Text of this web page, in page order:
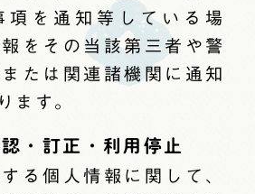
項を通知等している場
をその当該第三者や警
たは関連諸機関に通知
ます。
・訂正・利用停止
る個人情報に関して、